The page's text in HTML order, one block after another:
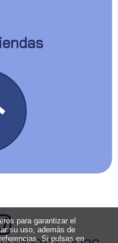
para garantizar el
su uso, además de
Si pulsas en